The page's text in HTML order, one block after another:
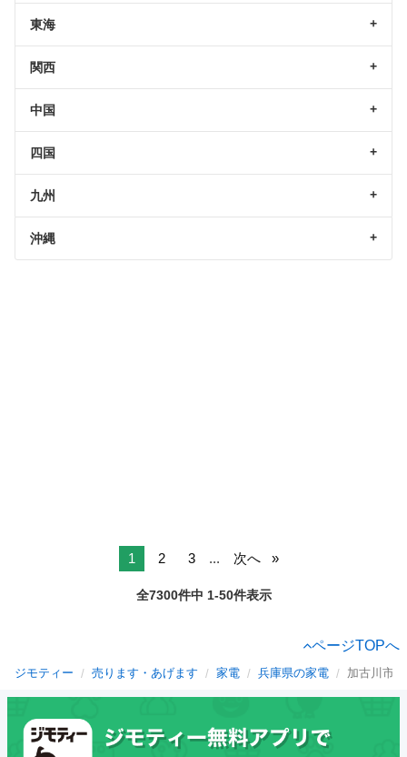
東海
関西
中国
四国
九州
沖縄
1 2 3 ... 次へ
全7300件中 1-50件表示
ページTOPへ
ジモティー 売ります・あげます 家電 兵庫県の家電 加古川市